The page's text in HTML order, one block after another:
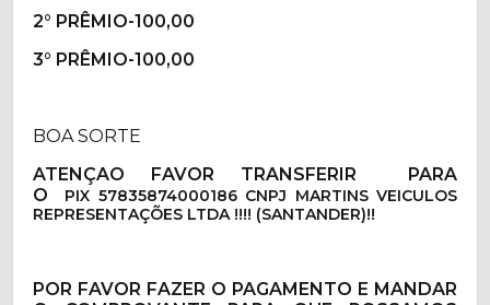
2° PRÊMIO-100,00
3° PRÊMIO-100,00
BOA SORTE
ATENÇAO FAVOR TRANSFERIR PARA
O
PIX 57835874000186 CNPJ MARTINS VEICULOS
REPRESENTAÇÕES LTDA !!!! (SANTANDER)!!
POR FAVOR FAZER O PAGAMENTO E MANDAR